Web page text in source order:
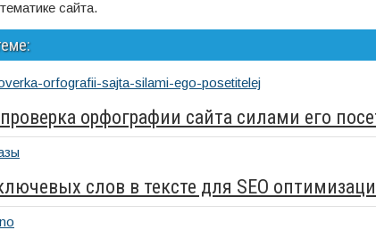
сайта.
орфографии сайта силами его
слов в тексте для SEO